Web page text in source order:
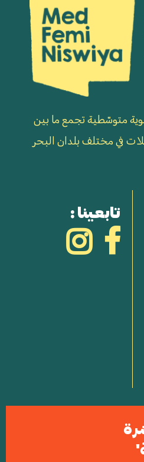
متوسّطية تجمع ما بين
في مختلف بلدان البحر
تابعينا :